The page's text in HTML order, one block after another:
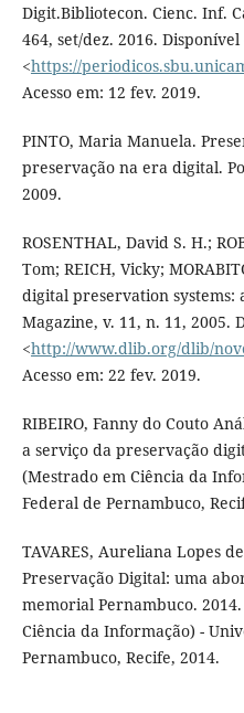
Digit.Bibliotecon. Cienc. Inf.
464, set/dez. 2016. Disponível
<https://
Acesso em: 12 fev. 2019.
PINTO, Maria Manuela.
preservação na era digital.
2009.
ROSENTHAL, David S. H.;
Tom; REICH, Vicky;
digital preservation systems:
Magazine, v. 11, n. 11, 2005.
<http://www.dlib.org/dlib/
Acesso em: 22 fev. 2019.
RIBEIRO, Fanny do Couto
a serviço da preservação
(Mestrado em Ciência da
Federal de Pernambuco,
TAVARES, Aureliana Lopes
Preservação Digital: uma
memorial Pernambuco.
Ciência da Informação) -
Pernambuco, Recife, 2014.